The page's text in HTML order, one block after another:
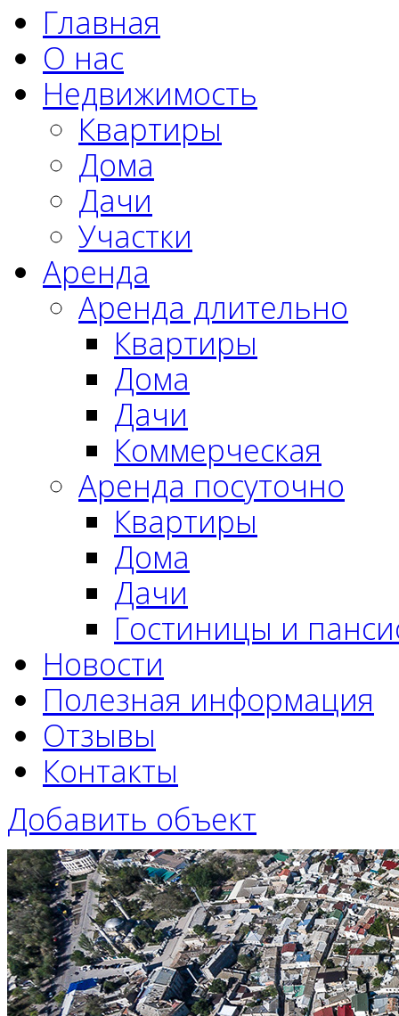
Главная
О нас
Недвижимость
Квартиры
Дома
Дачи
Участки
Аренда
Аренда длительно
Квартиры
Дома
Дачи
Коммерческая
Аренда посуточно
Квартиры
Дома
Дачи
Гостиницы и
Новости
Полезная информация
Отзывы
Контакты
Добавить объект